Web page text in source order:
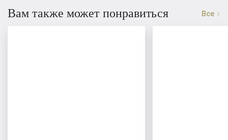
Вам также может понравиться Все